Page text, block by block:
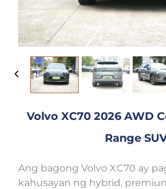
Volvo XC70 2026 AWD
Range
Ang bagong Volvo XC70 ay
kahusayan ng hybrid,